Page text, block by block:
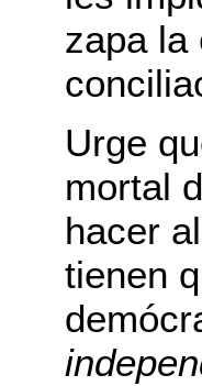
zapa la
Urge
mortal
hacer
tienen